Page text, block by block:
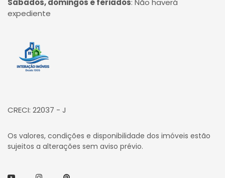
Sábados, domingos e feriados: Não haverá
expediente
Página inicial
CRECI: 22037 - J
Os valores, condições e disponibilidade dos imóveis estão
sujeitos a alterações sem aviso prévio.